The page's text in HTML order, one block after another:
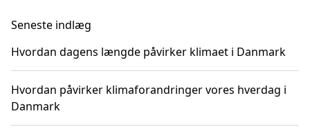
Seneste indlæg
Hvordan dagens længde påvirker klimaet i Danmark
Hvordan påvirker klimaforandringer vores hverdag i
Danmark